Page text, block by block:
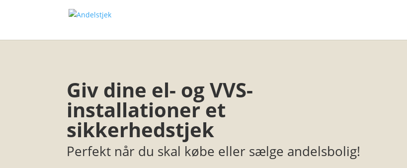
Giv dine el- og VVS-
installationer et
sikkerhedstjek
Perfekt når du skal købe eller sælge andelsbolig!